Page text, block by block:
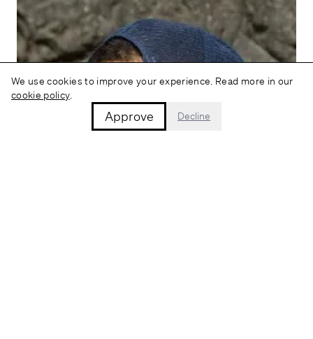
We use cookies to improve your experience. Read more in our
cookie policy.
Approve Decline